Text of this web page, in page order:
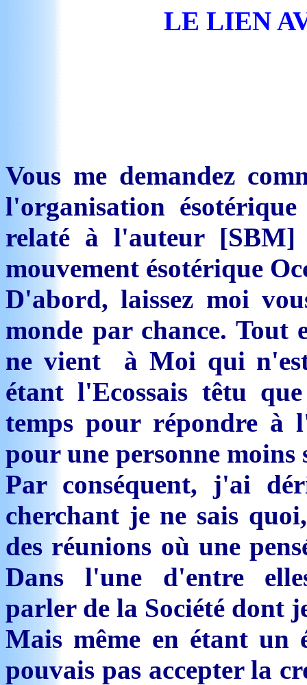
LE LIEN
Vous me demandez
l'organisation
relaté à l'auteur
mouvement ésotérique
D'abord, laissez moi
monde par chance.
ne vient à Moi qui
étant l'Ecossais têtu
temps pour répondre à
pour une personne moins
Par conséquent, j'ai
cherchant je ne sais
des réunions où une
Dans l'une d'entre
parler de la Société dont
Mais même en étant un
pouvais pas accepter la